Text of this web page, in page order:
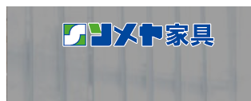
内
容
ス